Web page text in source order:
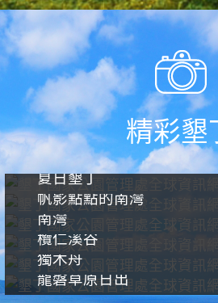
精彩墾
夏日墾丁
帆影點點的南灣
南灣
欖仁溪谷
獨木舟
龍磐草原日出